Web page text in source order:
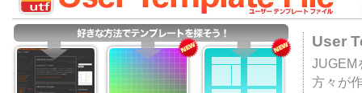
User
JUGEM
方々が